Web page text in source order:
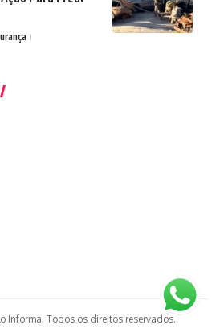
Informa. Todos os direitos reservados.